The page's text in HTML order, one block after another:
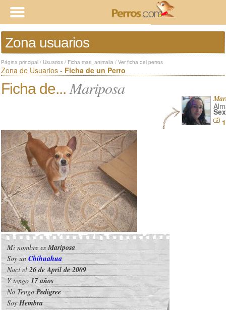
Zona usuarios
Página principal / Usuarios / Ficha mari_animalia / Ver ficha del perros
Zona de Usuarios - Ficha de un Perro
Ficha de... Mariposa
Mi nombre esMariposa
Soy un Chihuahua
Nací el26 de April de 2009
Y tengo 17 años
No TengoPedigree
SoyHembra